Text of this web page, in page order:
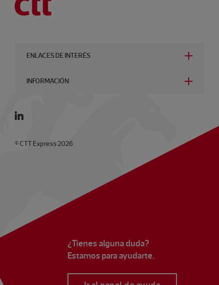
ENLACES DE INTERÉS
INFORMACIÓN
© CTT Express 2026
¿Tienes alguna duda?
Estamos para ayudarte.